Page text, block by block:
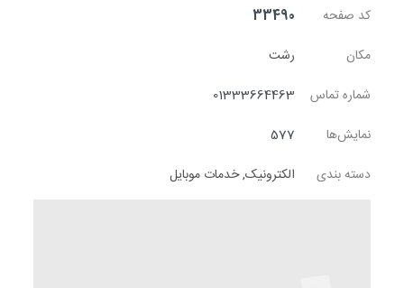
کد صفحه
33490
مکان
رشت
شماره تماس
01333664463
نمایش‌ها
577
دسته بندی
الکترونیک,خدمات موبایل